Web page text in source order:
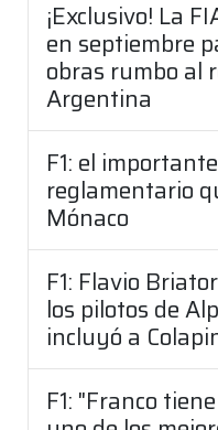
¡Exclusivo! La
en septiembre
obras rumbo al
Argentina
F1: el
reglamentario
Mónaco
F1: Flavio
los pilotos de
incluyó a
F1: "Franco